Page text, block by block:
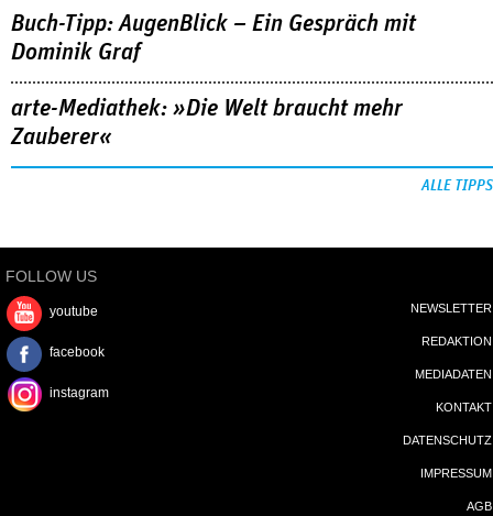
Buch-Tipp: AugenBlick – Ein Gespräch mit
Dominik Graf
arte-Mediathek: »Die Welt braucht mehr
Zauberer«
ALLE TIPPS
FOLLOW US
youtube
facebook
instagram
NEWSLETTER
REDAKTION
MEDIADATEN
KONTAKT
DATENSCHUTZ
IMPRESSUM
AGB